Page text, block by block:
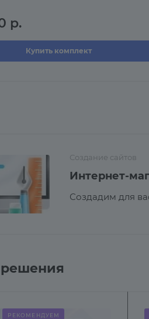
р.
Купить комплект
Создание сайтов
Интернет-
Создадим для
решения
РЕКОМЕНДУЕМ